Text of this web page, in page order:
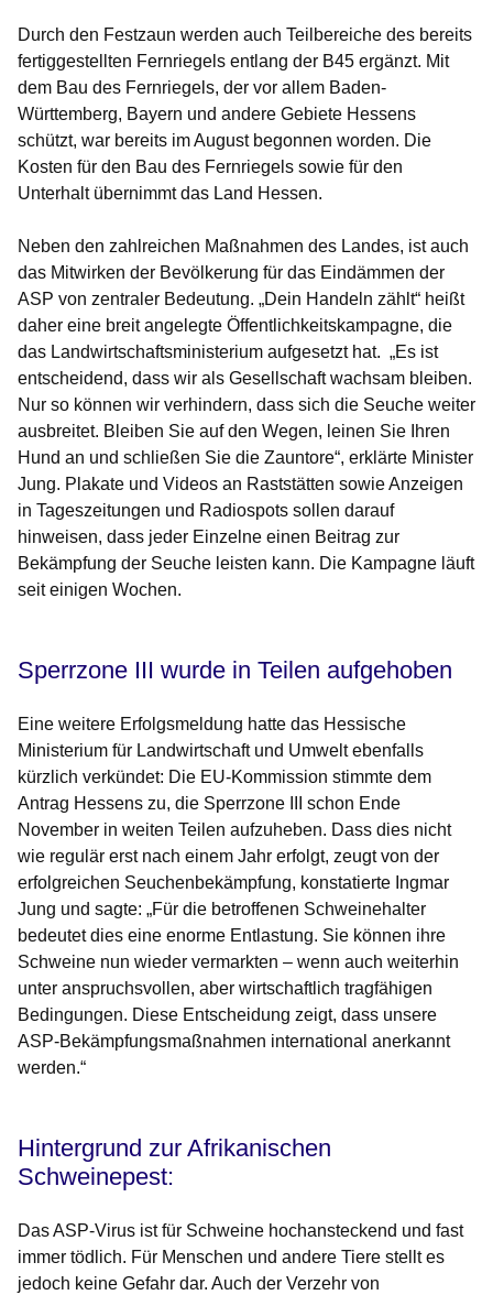
Durch den Festzaun werden auch Teilbereiche des bereits
fertiggestellten Fernriegels entlang der B45 ergänzt. Mit
dem Bau des Fernriegels, der vor allem Baden-
Württemberg, Bayern und andere Gebiete Hessens
schützt, war bereits im August begonnen worden. Die
Kosten für den Bau des Fernriegels sowie für den
Unterhalt übernimmt das Land Hessen.
Neben den zahlreichen Maßnahmen des Landes, ist auch
das Mitwirken der Bevölkerung für das Eindämmen der
ASP von zentraler Bedeutung. „Dein Handeln zählt“ heißt
daher eine breit angelegte Öffentlichkeitskampagne, die
das Landwirtschaftsministerium aufgesetzt hat. „Es ist
entscheidend, dass wir als Gesellschaft wachsam bleiben.
Nur so können wir verhindern, dass sich die Seuche weiter
ausbreitet. Bleiben Sie auf den Wegen, leinen Sie Ihren
Hund an und schließen Sie die Zauntore“, erklärte Minister
Jung. Plakate und Videos an Raststätten sowie Anzeigen
in Tageszeitungen und Radiospots sollen darauf
hinweisen, dass jeder Einzelne einen Beitrag zur
Bekämpfung der Seuche leisten kann. Die Kampagne läuft
seit einigen Wochen.
Sperrzone III wurde in Teilen aufgehoben
Eine weitere Erfolgsmeldung hatte das Hessische
Ministerium für Landwirtschaft und Umwelt ebenfalls
kürzlich verkündet: Die EU-Kommission stimmte dem
Antrag Hessens zu, die Sperrzone III schon Ende
November in weiten Teilen aufzuheben. Dass dies nicht
wie regulär erst nach einem Jahr erfolgt, zeugt von der
erfolgreichen Seuchenbekämpfung, konstatierte Ingmar
Jung und sagte: „Für die betroffenen Schweinehalter
bedeutet dies eine enorme Entlastung. Sie können ihre
Schweine nun wieder vermarkten – wenn auch weiterhin
unter anspruchsvollen, aber wirtschaftlich tragfähigen
Bedingungen. Diese Entscheidung zeigt, dass unsere
ASP-Bekämpfungsmaßnahmen international anerkannt
werden.“
Hintergrund zur Afrikanischen
Schweinepest:
Das ASP-Virus ist für Schweine hochansteckend und fast
immer tödlich. Für Menschen und andere Tiere stellt es
jedoch keine Gefahr dar. Auch der Verzehr von